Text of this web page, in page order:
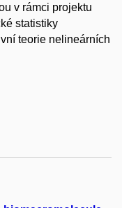
v rámci projektu
statistiky
teorie nelineárních